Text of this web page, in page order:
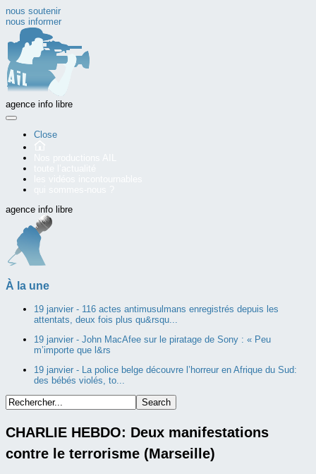
nous soutenir
nous informer
agence info libre
Close
agence info libre
À la une
19 janvier - 116 actes antimusulmans enregistrés depuis les
attentats, deux fois plus qu&rsqu...
19 janvier - John MacAfee sur le piratage de Sony : « Peu
m’importe que l&rs
19 janvier - La police belge découvre l’horreur en Afrique du Sud:
des bébés violés, to...
CHARLIE HEBDO: Deux manifestations
contre le terrorisme (Marseille)